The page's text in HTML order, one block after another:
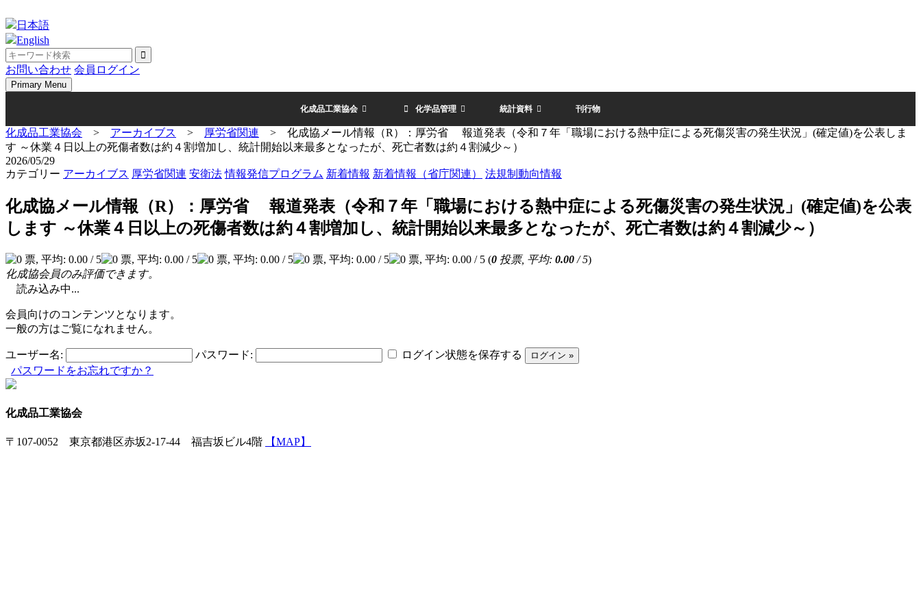
to
content
日本語
English
お問い合わせ 会員ログイン
Primary Menu
化成品工業協会 化学品管理 統計資料 刊行物
化成品工業協会 > アーカイブス > 厚労省関連 > 化成協メール情報（R）：厚労省 報道発表（令和７年「職場における熱中症による死傷災害の発生状況」(確定値)を公表しま
す ～休業４日以上の死傷者数は約４割増加し、統計開始以来最多となったが、死亡者数は約４割減少～）
2026/05/29
カテゴリー アーカイブス 厚労省関連 安衛法 情報発信プログラム 新着情報 新着情報（省庁関連） 法規制動向情報
化成協メール情報（R）：厚労省 報道発表（令和７年「職場における熱中症による死傷災害の発生状況」(確定値)を公表
します ～休業４日以上の死傷者数は約４割増加し、統計開始以来最多となったが、死亡者数は約４割減少～）
(0 投票, 平均: 0.00 / 5)
化成協会員のみ評価できます。
読み込み中...
会員向けのコンテンツとなります。
一般の方はご覧になれません。
ユーザー名: パスワード:
ログイン状態を保存する
パスワードをお忘れですか？
化成品工業協会
〒107-0052 東京都港区赤坂2-17-44 福吉坂ビル4階 【MAP】